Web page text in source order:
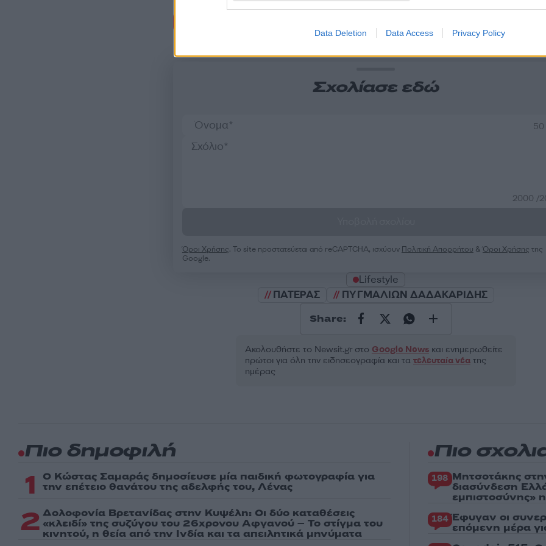
Data Deletion Data Access Privacy Policy
Σχολίασε εδώ
2000 /
Όροι Χρήσης. Το site προστατεύεται από reCAPTCHA, ισχύουν Πολιτική Απορρήτου &Όροι Χρήσης της
Google.
Lifestyle
ΠΑΤΕΡΑΣ
ΠΥΓΜΑΛΙΩΝ ΔΑΔΑΚΑΡΙΔΗΣ
Share:
Ακολουθήστε το Νewsit.gr στο Google Newsκαι ενημερωθείτε
πρώτοι για όλη την ειδησεογραφία και τα τελευταία νέατης
ημέρας
Πιο δημοφιλή
1 Ο Κώστας Σαμαράς δημοσίευσε μία παιδική φωτογραφία για
την επέτειο θανάτου της αδελφής του, Λένας
2 Δολοφονία Βρετανίδας στην Κυψέλη: Οι δύο καταθέσεις
«κλειδί» της συζύγου του 26χρονου Αφγανού – Το στίγμα του
κινητού, η θεία από την Ινδία και τα απειλητικά μηνύματα
Πιο
198 Μητσοτάκης
διασύνδεση
εμπιστοσύνης»
184 Έφυγαν οι
επόμενη μέρα